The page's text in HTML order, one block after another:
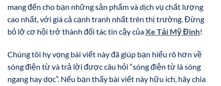
mang đến cho bạn những sản phẩm và dịch vụ chất lượng
cao nhất, với giá cả cạnh tranh nhất trên thị trường. Đừng
bỏ lỡ cơ hội trở thành đối tác tin cậy củaXe Tải Mỹ Đình!
Chúng tôi hy vọng bài viết này đã giúp bạn hiểu rõ hơn về
sóng điện từ và trả lời được câu hỏi “sóng điện từ là sóng
ngang hay dọc”. Nếu bạn thấy bài viết này hữu ích, hãy chia